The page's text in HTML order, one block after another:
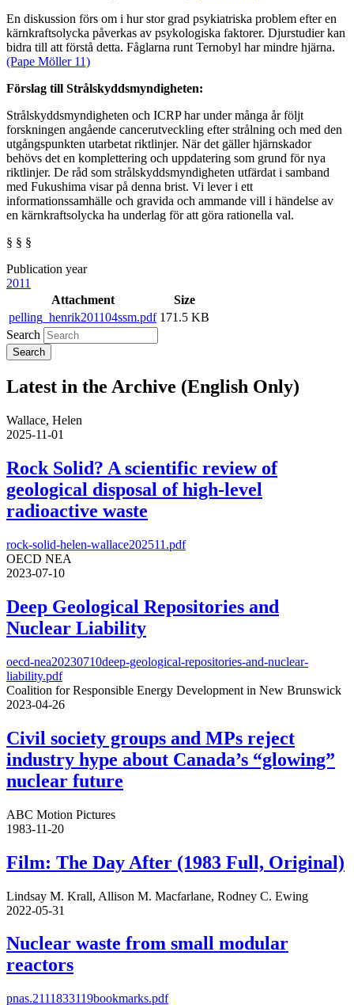
En diskussion förs om i hur stor grad psykiatriska problem efter en
kärnkraftsolycka påverkas av psykologiska faktorer. Djurstudier kan
bidra till att förstå detta. Fåglarna runt Ternobyl har mindre hjärna.
(Pape Möller 11)
Förslag till Strålskyddsmyndigheten:
Strålskyddsmyndigheten och ICRP har under många år följt
forskningen angående cancerutveckling efter strålning och med den
utgångspunkten utarbetat riktlinjer. När det gäller hjärnskador
behövs det en komplettering och uppdatering som grund för nya
riktlinjer. De råd som strålskyddsmyndigheten utfärdat i samband
med Fukushima visar på denna brist. Vi lever i ett
informationssamhälle och gravida och ammande vill i händelse av
en kärnkraftsolycka ha underlag för att göra rationella val.
§ § §
Publication year
2011
Attachment
Size
pelling_henrik201104ssm.pdf 171.5 KB
Search
Latest in the Archive (English Only)
Wallace, Helen
2025-11-01
Rock Solid? A scientific review of
geological disposal of high-level
radioactive waste
rock-solid-helen-wallace202511.pdf
OECD NEA
2023-07-10
Deep Geological Repositories and
Nuclear Liability
oecd-nea20230710deep-geological-repositories-and-nuclear-
liability.pdf
Coalition for Responsible Energy Development in New Brunswick
2023-04-26
Civil society groups and MPs reject
industry hype about Canada’s “glowing”
nuclear future
ABC Motion Pictures
1983-11-20
Film: The Day After (1983 Full, Original)
Lindsay M. Krall, Allison M. Macfarlane, Rodney C. Ewing
2022-05-31
Nuclear waste from small modular
reactors
pnas.2111833119bookmarks.pdf